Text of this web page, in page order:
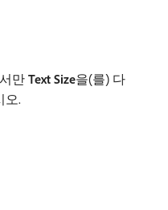
만 Text Size​을(를) 다
오.